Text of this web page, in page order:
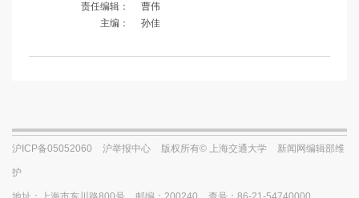
责任编辑：
曹伟
主编：
孙佳
沪ICP备05052060 沪举报中心 版权所有© 上海交通大学 新闻网编辑部维
护